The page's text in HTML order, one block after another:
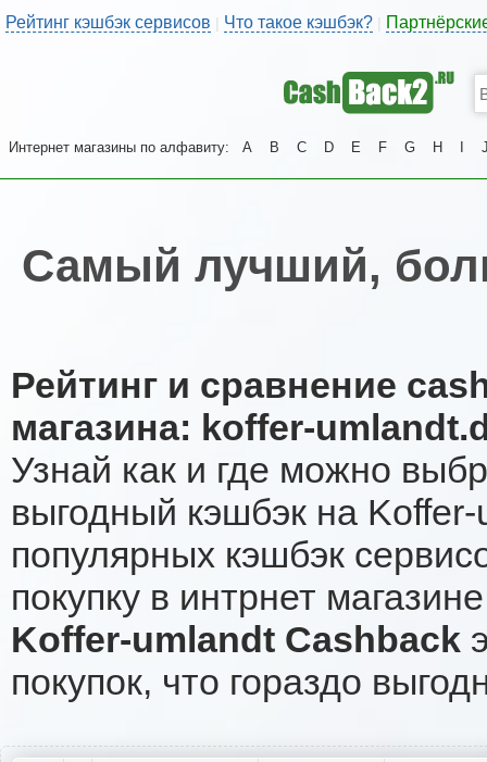
Рейтинг кэшбэк сервисов | Что такое кэшбэк?
Интернет магазины по алфавиту: A B C D E F G H
Самый лучший,
Рейтинг и сравнение
магазина: koffer-
Узнай как и где можно
выгодный кэшбэк на
популярных кэшбэк
покупку в интрнет
Koffer-umlandt Cashback
покупок, что гораздо